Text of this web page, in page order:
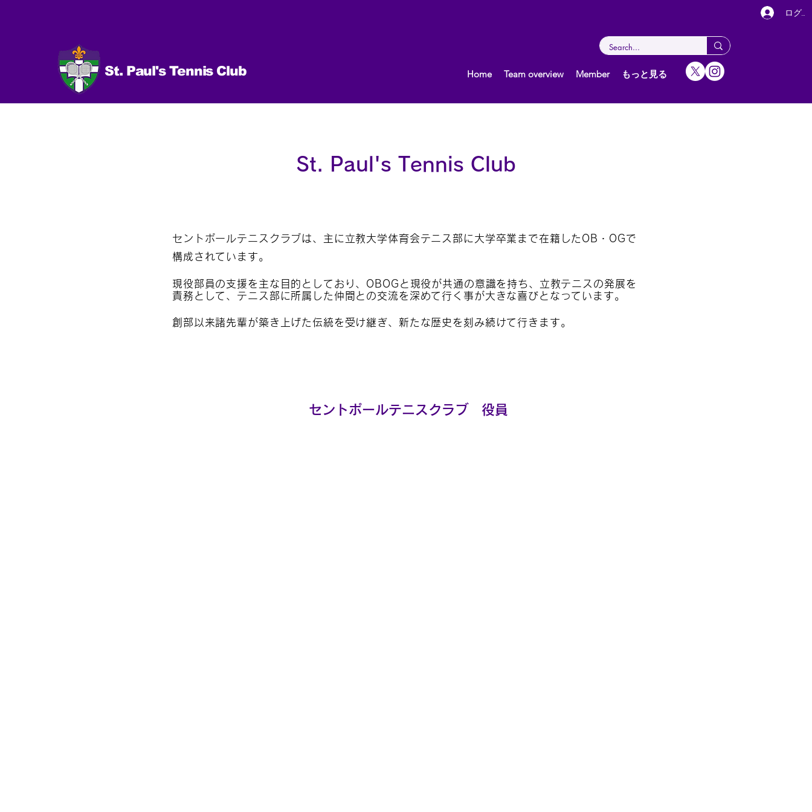
St. Paul's Tennis Club
ログ
Home Team overview Member もっと見る
St. Paul's Tennis Club
セントポールテニスクラブは、主に立教大学体育会テニス部に大学卒業まで在籍したOB・OGで
構成されています。
現役部員の支援を主な目的としており、OBOGと現役が共通の意識を持ち、立教テニスの発展を
責務として、テニス部に所属した仲間との交流を深めて行く事が大きな喜びとなっています。
創部以来諸先輩が築き上げた伝統を受け継ぎ、新たな歴史を刻み続けて行きます。
セントポールテニスクラブ 役員